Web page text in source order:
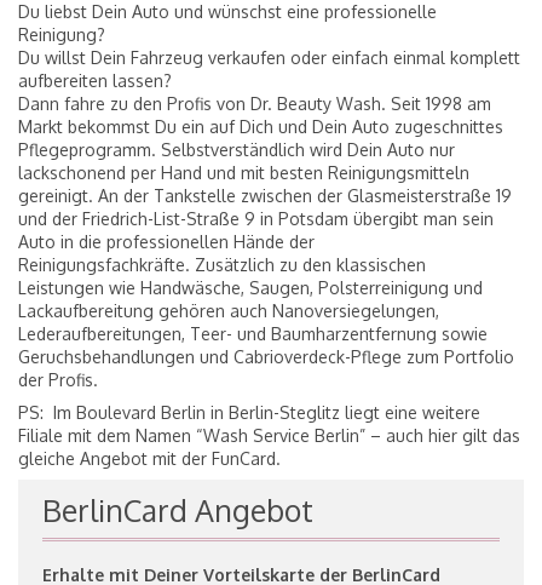
Du liebst Dein Auto und wünschst eine professionelle
Reinigung?
Du willst Dein Fahrzeug verkaufen oder einfach einmal komplett
aufbereiten lassen?
Dann fahre zu den Profis von Dr. Beauty Wash. Seit 1998 am
Markt bekommst Du ein auf Dich und Dein Auto zugeschnittes
Pflegeprogramm. Selbstverständlich wird Dein Auto nur
lackschonend per Hand und mit besten Reinigungsmitteln
gereinigt. An der Tankstelle zwischen der Glasmeisterstraße 19
und der Friedrich-List-Straße 9 in Potsdam übergibt man sein
Auto in die professionellen Hände der
Reinigungsfachkräfte. Zusätzlich zu den klassischen
Leistungen wie Handwäsche, Saugen, Polsterreinigung und
Lackaufbereitung gehören auch Nanoversiegelungen,
Lederaufbereitungen, Teer- und Baumharzentfernung sowie
Geruchsbehandlungen und Cabrioverdeck-Pflege zum Portfolio
der Profis.
PS: Im Boulevard Berlin in Berlin-Steglitz liegt eine weitere
Filiale mit dem Namen “Wash Service Berlin” – auch hier gilt das
gleiche Angebot mit der FunCard.
BerlinCard Angebot
Erhalte mit Deiner Vorteilskarte der BerlinCard